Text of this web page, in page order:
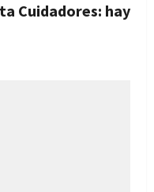
Cuidadores: hay